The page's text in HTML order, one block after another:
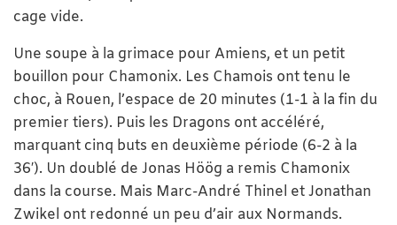
cage vide.
Une soupe à la grimace pour Amiens, et un petit
bouillon pour Chamonix. Les Chamois ont tenu le
choc, à Rouen, l’espace de 20 minutes (1-1 à la fin du
premier tiers). Puis les Dragons ont accéléré,
marquant cinq buts en deuxième période (6-2 à la
36′). Un doublé de Jonas Höög a remis Chamonix
dans la course. Mais Marc-André Thinel et Jonathan
Zwikel ont redonné un peu d’air aux Normands.